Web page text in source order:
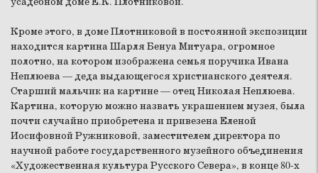
Кроме этого, в доме Плотниковой в постоянной экспозиции
находится картина Шарля Бенуа Митуара, огромное
полотно, на котором изображена семья поручика Ивана
Неплюева — деда выдающегося христианского деятеля.
Старший мальчик на картине — отец Николая Неплюева.
Картина, которую можно назвать украшением музея, была
почти случайно приобретена и привезена Еленой
Иосифовной Ружниковой, заместителем директора по
научной работе государственного музейного объединения
«Художественная культура Русского Севера», в конце 80-х